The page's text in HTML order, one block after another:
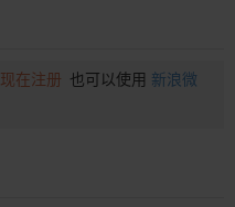
现在注册 也可以使用 新浪微